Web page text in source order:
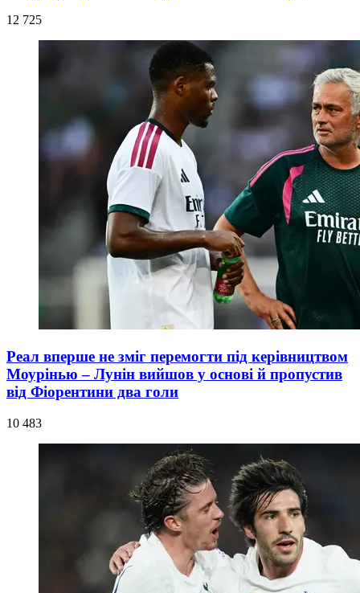
12 725
Реал вперше не зміг перемогти під керівництвом
Моурінью – Лунін вийшов у основі й пропустив
від Фіорентини два голи
10 483